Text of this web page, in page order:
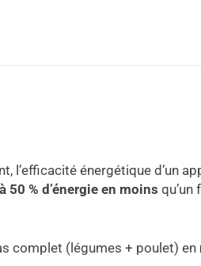
l’efficacité énergétique d’un
50 % d’énergie en moins qu’un
complet (légumes + poulet) en